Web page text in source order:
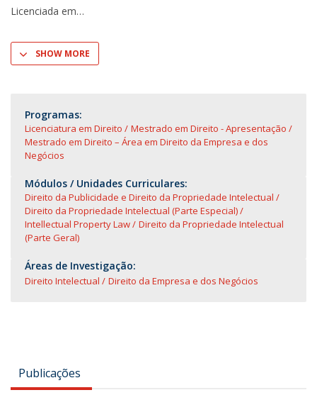
Licenciada em
SHOW MORE
Programas:
Licenciatura em Direito
Mestrado em Direito - Apresentação
Mestrado em Direito – Área em Direito da Empresa e dos
Negócios
Módulos / Unidades Curriculares:
Direito da Publicidade e Direito da Propriedade Intelectual
Direito da Propriedade Intelectual (Parte Especial)
Intellectual Property Law
Direito da Propriedade Intelectual
(Parte Geral)
Áreas de Investigação:
Direito Intelectual Direito da Empresa e dos Negócios
Publicações